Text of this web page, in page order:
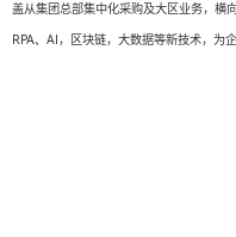
盖从集团总部集中化采购及大区业务，横
RPA、AI，区块链，大数据等新技术，为